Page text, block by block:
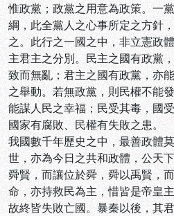
惟政黨；政黨之用意為政策。一
綱，此全黨人之心事所定之方針
之。此行之一國之中，非立憲政
主君主之分別。民主之國有政黨
致而無亂；君主之國有政黨，亦
之舉動。若無政黨，則民權不能
能謀人民之幸福；民受其毒，國
國家有腐敗、民權有失敗之患。
我國數千年歷史之中，最善政體
世，亦為今日之共和政體，公天
舜賢，而讓位於舜，舜以禹賢，
命，亦持救民為主，惜皆是帝皇
故終皆失敗亡國。暴秦以後，其